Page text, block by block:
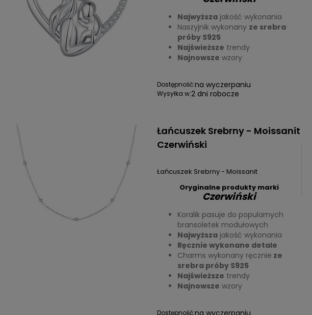
Najwyższajakość wykonania
Naszyjnik wykonany ze srebra
próby S925
Najświeższe trendy
Najnowsze wzory
Dostępność:na wyczerpaniu
Wysyłka w:2 dni robocze
Łańcuszek Srebrny - Moissanit
Czerwiński
Łańcuszek Srebrny - Moissanit
Oryginalne produkty marki
Czerwiński
Koralik pasuje do popularnych
bransoletek modułowych
Najwyższajakość wykonania
Ręcznie wykonane detale
Charms wykonany ręcznie ze
srebra próby S925
Najświeższe trendy
Najnowsze wzory
Dostępność:na wyczerpaniu